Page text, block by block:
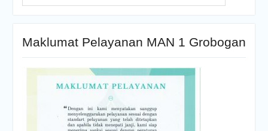
Maklumat Pelayanan MAN 1 Grobogan